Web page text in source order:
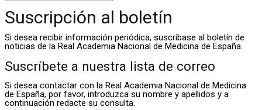
Suscripción al boletín
Si desea recibir información periódica, suscríbase al boletín de
noticias de la Real Academia Nacional de Medicina de España.
Suscríbete a nuestra lista de correo
Si desea contactar con la Real Academia Nacional de Medicina
de España, por favor, introduzca su nombre y apellidos y a
continuación redacte su consulta.